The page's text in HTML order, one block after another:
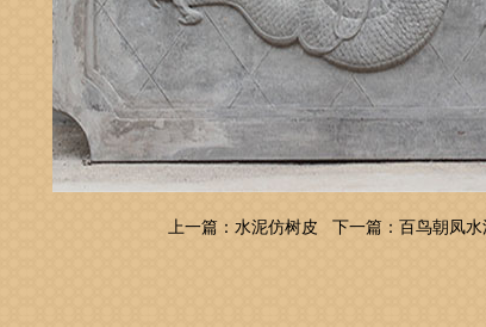
上一篇： 水泥仿树皮 下一篇： 百鸟朝凤